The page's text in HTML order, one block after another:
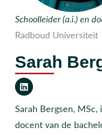
Schoolleider (a.i.) en
Radboud Universiteit
Sarah
Sarah Bergsen, MSc,
docent van de